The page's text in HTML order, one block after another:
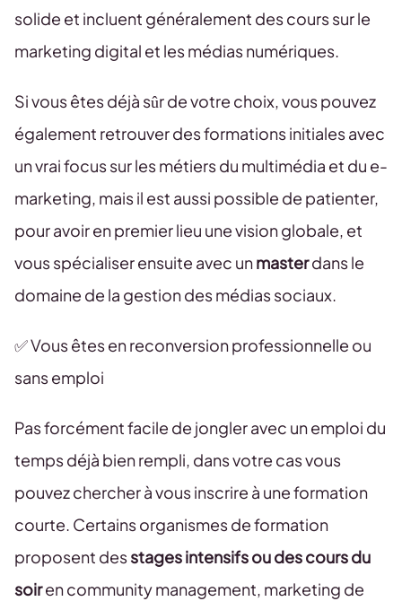
solide et incluent généralement des cours sur le
marketing digital et les médias numériques.
Si vous êtes déjà sûr de votre choix, vous pouvez
également retrouver des formations initiales avec
un vrai focus sur les métiers du multimédia et du e-
marketing, mais il est aussi possible de patienter,
pour avoir en premier lieu une vision globale, et
vous spécialiser ensuite avec unmasterdans le
domaine de la gestion des médias sociaux.
✅ Vous êtes en reconversion professionnelle ou
sans emploi
Pas forcément facile de jongler avec un emploi du
temps déjà bien rempli, dans votre cas vous
pouvez chercher à vous inscrire à une formation
courte. Certains organismes de formation
proposent desstages intensifs ou des cours du
soiren community management, marketing de